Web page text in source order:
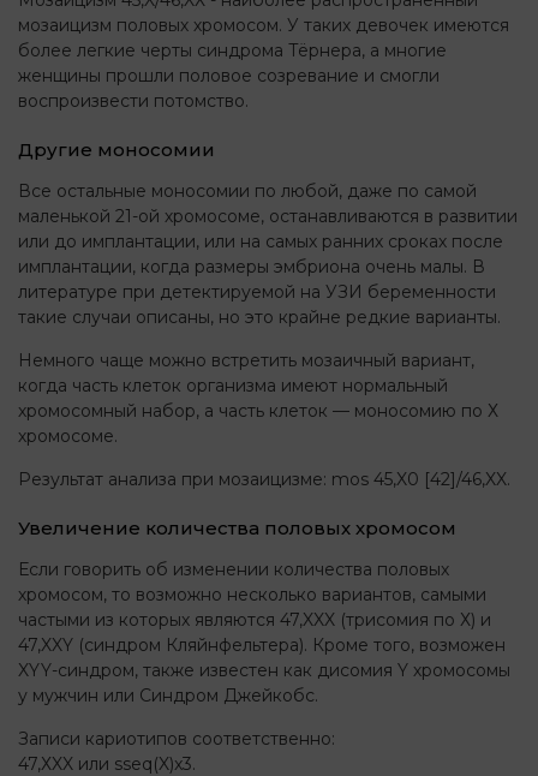
мозаицизм половых хромосом. У таких девочек имеются
более легкие черты синдрома Тёрнера, а многие
женщины прошли половое созревание и смогли
воспроизвести потомство.
Другие моносомии
Все остальные моносомии по любой, даже по самой
маленькой 21-ой хромосоме, останавливаются в развитии
или до имплантации, или на самых ранних сроках после
имплантации, когда размеры эмбриона очень малы. В
литературе при детектируемой на УЗИ беременности
такие случаи описаны, но это крайне редкие варианты.
Немного чаще можно встретить мозаичный вариант,
когда часть клеток организма имеют нормальный
хромосомный набор, а часть клеток — моносомию по Х
хромосоме.
Результат анализа при мозаицизме: mos 45,X0 [42]/46,XX.
Увеличение количества половых хромосом
Если говорить об изменении количества половых
хромосом, то возможно несколько вариантов, самыми
частыми из которых являются 47,XXX (трисомия по Х) и
47,XXY (синдром Кляйнфельтера). Кроме того, возможен
XYY-синдром, также известен как дисомия Y хромосомы
у мужчин или Синдром Джейкобс.
Записи кариотипов соответственно:
47,ХXX или sseq(X)x3.